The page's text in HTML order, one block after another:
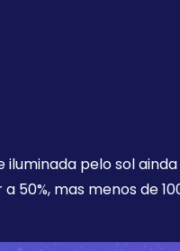
pelo sol
50%, mas menos de